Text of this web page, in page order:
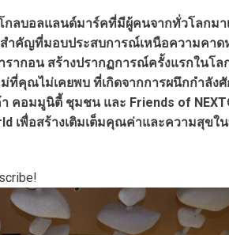
กลบอลแลนด์มาร์คที่มีผู้คนจากทั่วโลกม
ำคัญที่มอบประสบการณ์เหนือความคาด
ากอน สร้างปรากฏการณ์ครั้งแรกในโล
ม่ที่คุณไม่เคยพบ ที่เกิดจากการผนึกกำลั
คอมมูนิตี้ ชุมชน และ Friends of
เพื่อสร้างเติมเต็มคุณค่าและความสุข